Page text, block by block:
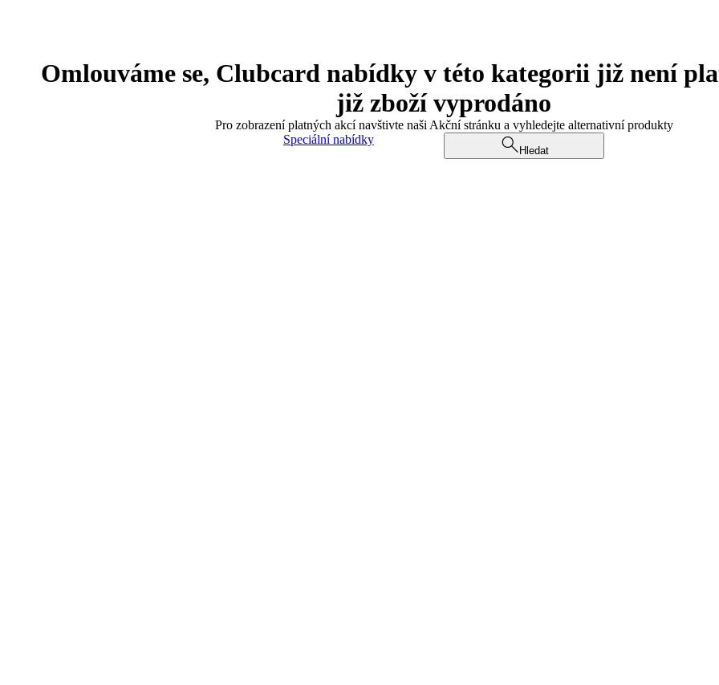
Omlouváme se, Clubcard nabídky v této kategorii již není
již zboží vyprodáno
Pro zobrazení platných akcí navštivte naši Akční stránku a vyhledejte alternativní produkty
Speciální nabídky
Hledat